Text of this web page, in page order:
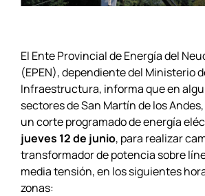
El Ente Provincial de Energía del
(EPEN), dependiente del Ministerio
Infraestructura, informa que en
sectores de San Martín de los
un corte programado de energía
jueves 12 de junio, para realizar
transformador de potencia sobre
media tensión, en los siguientes
zonas: